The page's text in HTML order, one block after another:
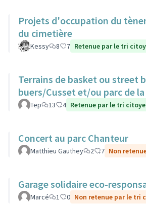
Projets d'occupation du
du cimetière
Kessy 8 7 Retenue par le tri
Terrains de basket ou street
buers/Cusset et/ou parc de
Tep 13 4 Retenue par le tri
Concert au parc Chanteur
Matthieu Gauthey 2 7 Non
Garage solidaire eco-
Marcé 1 0 Non retenue par le tri